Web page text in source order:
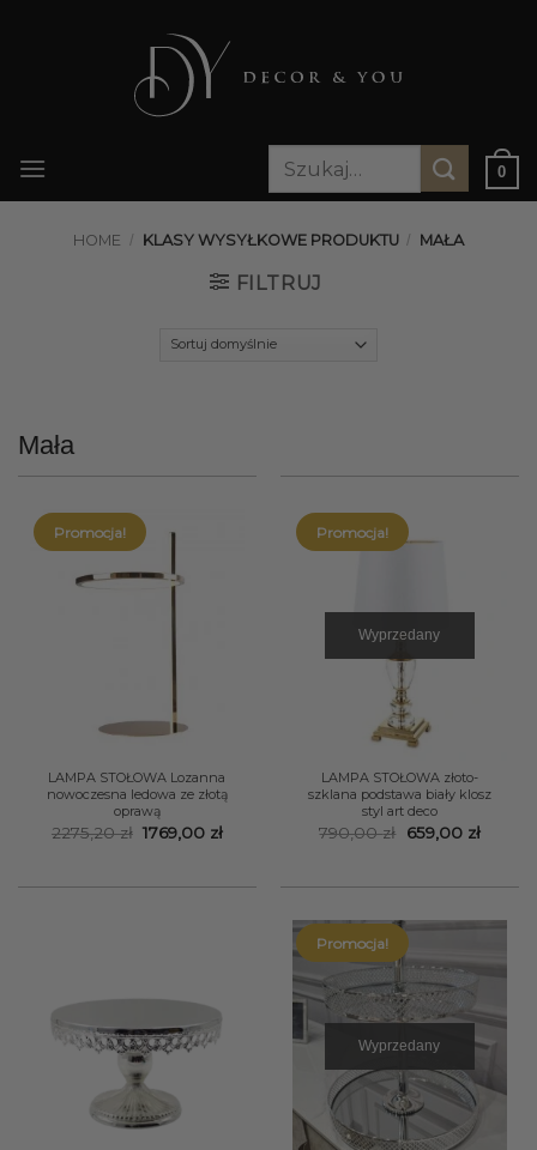
Szukaj:
0
HOME / KLASY WYSYŁKOWE PRODUKTU / MAŁA
FILTRUJ
Mała
Promocja!
LAMPA STOŁOWA Lozanna
nowoczesna ledowa ze złotą
oprawą
2275,20zł Pierwotna
cena
1769,00 złAktualna
Promocja!
Wyprzedany
LAMPA STOŁOWA złoto-
szklana podstawa biały klosz
styl art deco
790,00zł
Pierwotna
cena
659,00 zł
Promocja!
Wyprzedany